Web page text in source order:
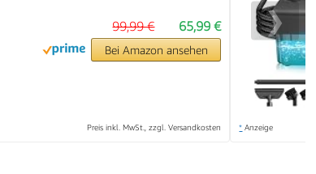
65,99 €
99,99 €
Bei Amazon ansehen
Preis inkl. MwSt., zzgl. Versandkosten * Anzeige
❯